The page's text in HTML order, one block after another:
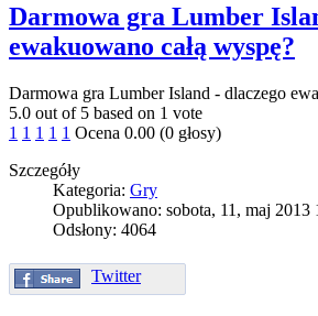
Darmowa gra Lumber
ewakuowano całą wyspę?
Darmowa gra Lumber Island - dlaczego
5.0 out of 5 based on 1 vote
1 1 1 1 1 Ocena 0.00 (0 głosy)
Szczegóły
Kategoria: Gry
Opublikowano: sobota, 11, maj 2013
Odsłony: 4064
Twitter